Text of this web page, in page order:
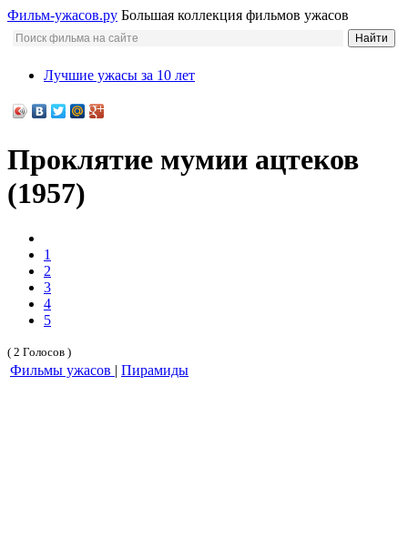
Фильм-ужасов.ру Большая коллекция фильмов ужасов
Лучшие ужасы за 10 лет
Проклятие мумии ацтеков
(1957)
1
2
3
4
5
( 2 Голосов )
Фильмы ужасов | Пирамиды